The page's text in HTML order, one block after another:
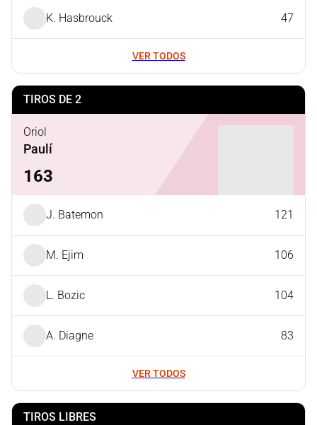
K. Hasbrouck 47
VER TODOS
TIROS DE 2
Oriol
Paulí
163
J. Batemon 121
M. Ejim 106
L. Bozic 104
A. Diagne 83
VER TODOS
TIROS LIBRES